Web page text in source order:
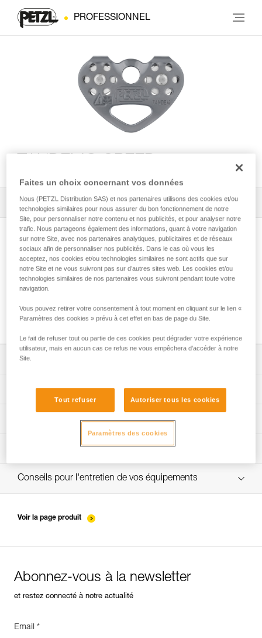
PROFESSIONNEL
Tous les conseils techniques 1 Filtrer
câble
Technical Notice
Technical Notice
App pour contrôler et suivre vos EPI
Procédure de vérification EPI
verif-EPI-poulies-procedure-FR
Fiche de suivi EPI
verif-EPI-poulies-suivi-FR
Conseils pour l'entretien de vos équipements
Voir la page produit
Abonnez-vous à la newsletter
et restez connecté à notre actualité
Email *
Faites un choix concernant vos données
Nous (PETZL Distribution SAS) et nos partenaires utilisons des cookies et/ou
technologies similaires pour nous assurer du bon fonctionnement de notre
Site, pour personnaliser notre contenu et nos publicités, et pour analyser notre
trafic. Nous partageons également des informations, quant à votre navigation
sur notre Site, avec nos partenaires analytiques, publicitaires et de réseaux
sociaux afin de personnaliser nos publicités. Dans le cas où vous les
acceptez, nos cookies et/ou technologies similaires ne sont actifs que sur
notre Site et ne vous suivront pas sur d’autres sites web. Les cookies et/ou
technologies similaires de nos partenaires vous suivront pendant toute votre
navigation.
Vous pouvez retirer votre consentement à tout moment en cliquant sur le lien «
Paramètres des cookies » prévu à cet effet en bas de page du Site.
Le fait de refuser tout ou partie de ces cookies peut dégrader votre expérience
utilisateur, mais en aucun cas ce refus ne vous empêchera d’accéder à notre
Site.
Tout refuser Autoriser tous les cookies
Paramètres des cookies